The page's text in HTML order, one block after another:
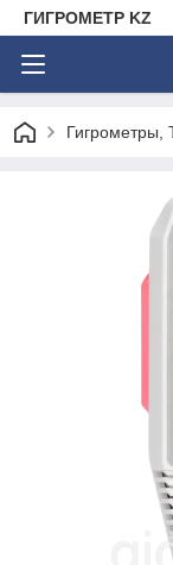
ГИГРОМЕТР KZ